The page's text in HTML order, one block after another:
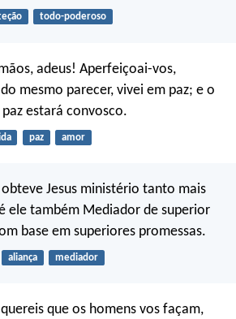
todo-poderoso
adeus! Aperfeiçoai-vos,
mesmo parecer, vivei em paz; e o
estará convosco.
paz amor
Jesus ministério tanto mais
ele também Mediador de superior
base em superiores promessas.
aliança mediador
que os homens vos façam,